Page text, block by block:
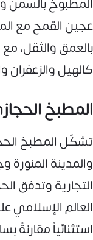
عجين القمح مع
بالعمق والثقل،
كالهيل والزعفران
المطبخ
تشكّل المطبخ
والمدينة المنورة
التجارية وتدفق
العالم الإسلامي
استثنائياً مقارنةً